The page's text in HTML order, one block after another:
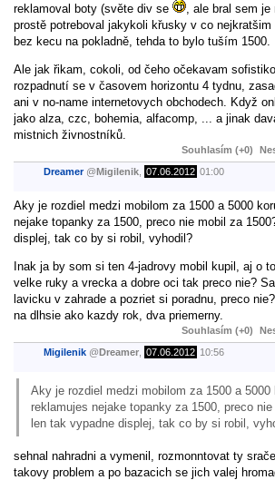
reklamoval boty (světe div se
, ale bral sem
prostě potreboval jakykoli křusky v co
bez kecu na pokladně, tehda to bylo tuším 1500.
Ale jak řikam, cokoli, od čeho očekavam
rozpadnutí se v časovem horizontu 4 tydnu,
ani v no-name internetovych obchodech. Když
jako alza, czc, bohemia, alfacomp, ... a jinak
mistnich živnostníků.
Souhlasím (+0)
Dreamer @ Migilenik 07.06.2012 01:00
Aky je rozdiel medzi mobilom za 1500 a 5000
nejake topanky za 1500, preco nie mobil za
displej, tak co by si robil, vyhodil?
Inak ja by som si ten 4-jadrovy mobil kupil, aj o
velke ruky a vrecka a dobre oci tak preco nie?
lavicku v zahrade a pozriet si poradnu, preco
na dlhsie ako kazdy rok, dva priemerny.
Souhlasím (+0)
Migilenik @ Dreamer 07.06.2012 10:56
Aky je rozdiel medzi mobilom za 1500 a 5000
reklamujes nejake topanky za 1500, preco
len tak vypadne displej, tak co by si robil,
sehnal nahradni a vymenil, rozmonntovat ty
takovy problem a po bazacich se jich valej